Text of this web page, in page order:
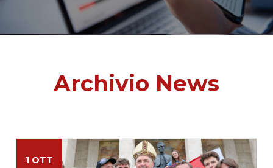
Archivio News
1 OTT